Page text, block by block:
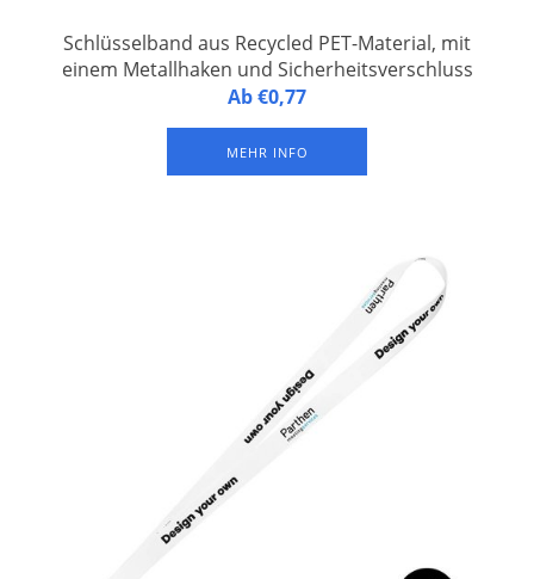
Schlüsselband aus Recycled PET-Material, mit
einem Metallhaken und Sicherheitsverschluss
Personalisiertes Schlüsselband aus Recycled PET-Material,
Sicherheitsverschluss. Vollfarbdruck auf beiden Seiten.
Ab €0,77
MEHR INFO